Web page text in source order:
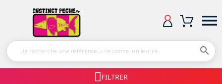


FILTRER